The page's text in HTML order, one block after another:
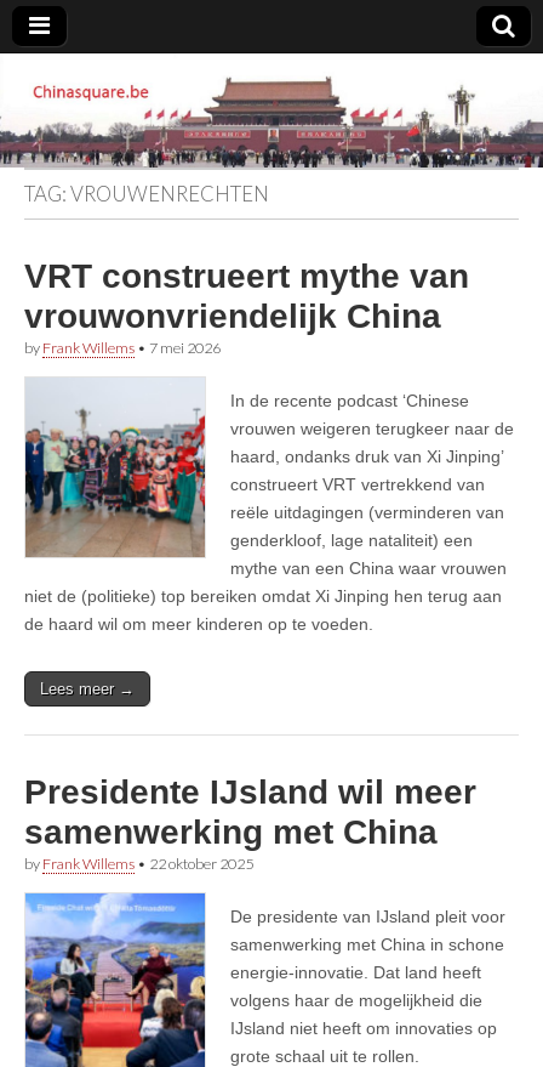
Chinasquare.be
TAG:VROUWENRECHTEN
VRT construeert mythe van
vrouwonvriendelijk China
by Frank Willems • 7 mei 2026
In de recente podcast ‘Chinese
vrouwen weigeren terugkeer naar de
haard, ondanks druk van Xi Jinping’
construeert VRT vertrekkend van
reële uitdagingen (verminderen van
genderkloof, lage nataliteit) een
mythe van een China waar vrouwen
niet de (politieke) top bereiken omdat Xi Jinping hen terug aan
de haard wil om meer kinderen op te voeden.
Lees meer →
Presidente IJsland wil meer
samenwerking met China
by Frank Willems • 22 oktober 2025
De presidente van IJsland pleit voor
samenwerking met China in schone
energie-innovatie. Dat land heeft
volgens haar de mogelijkheid die
IJsland niet heeft om innovaties op
grote schaal uit te rollen.